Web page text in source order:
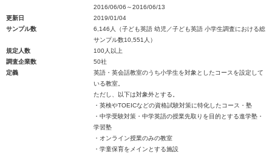
2016/06/06～2016/06/13
更新日
2019/01/04
サンプル数
6,146人（子ども英語 幼児／子ども英語 小学生調査における総
サンプル数10,551人）
規定人数
100人以上
調査企業数
50社
定義
英語・英会話教室のうち小学生を対象としたコースを設定して
いる教室。
ただし、以下は対象外とする。
・英検やTOEICなどの資格試験対策に特化したコース・塾
・中学受験対策・中学英語の授業先取りを目的とする進学塾・
学習塾
・オンライン授業のみの教室
・学童保育をメインとする施設